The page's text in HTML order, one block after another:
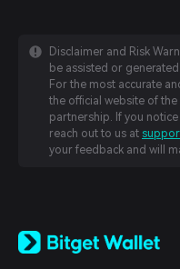
Disclaimer and Risk
be assisted or
For the most accurate
the official website of
partnership. If you
reach out to us at
your feedback and will
日本語